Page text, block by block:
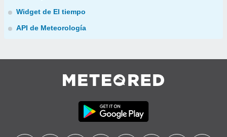
Widget de El tiempo
API de Meteorología